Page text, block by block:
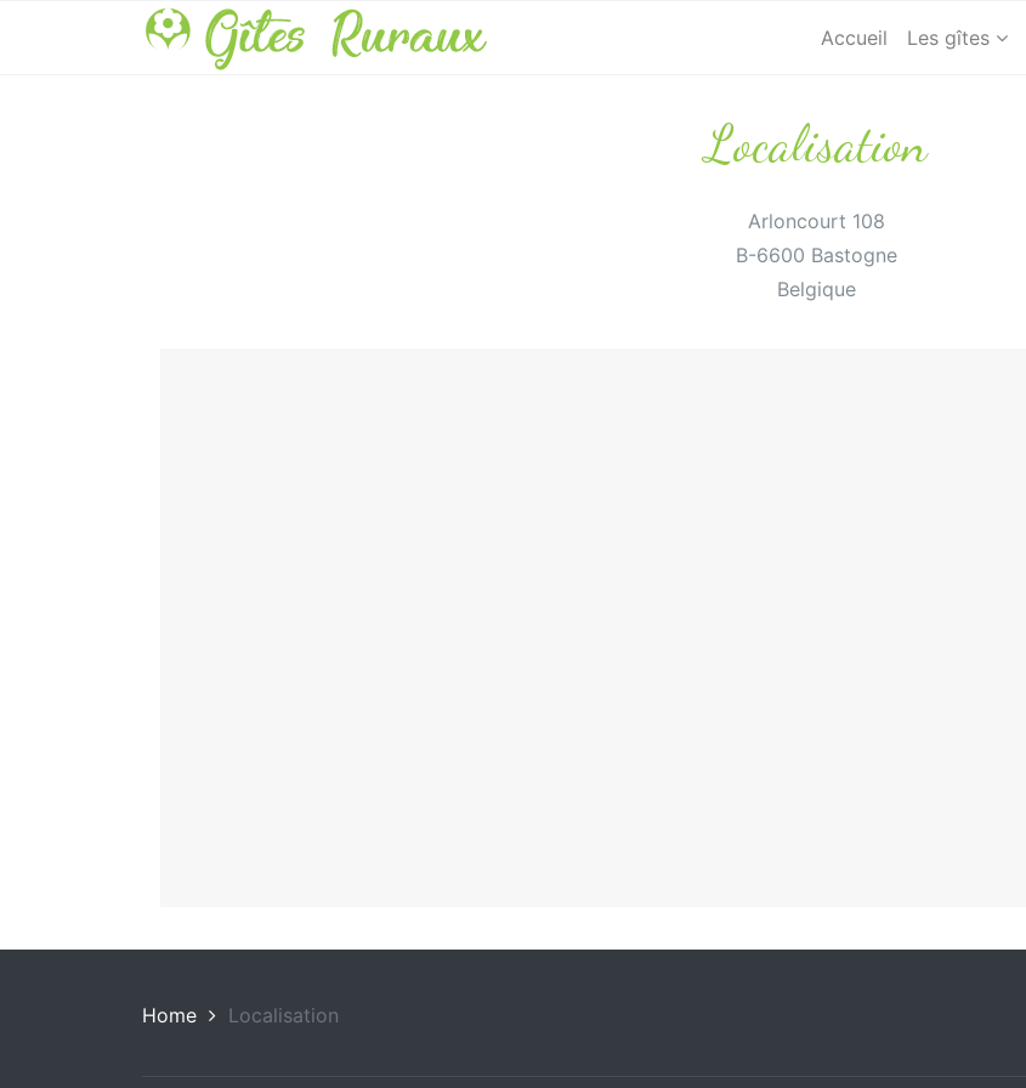
Accueil Les gîtes
Localisation
Arloncourt 108
B-6600 Bastogne
Belgique
Home Localisation